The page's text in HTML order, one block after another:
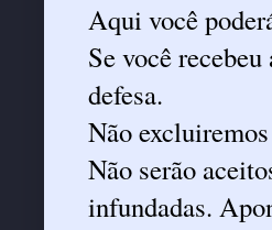
Aqui você
Se você
defesa.
Não
Não serão
infundadas.